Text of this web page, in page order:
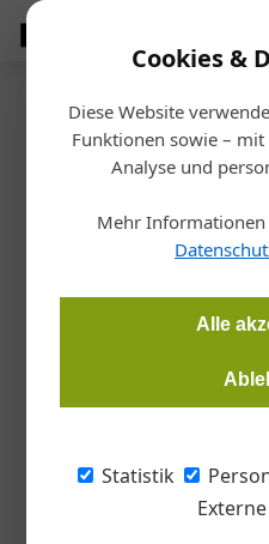
Cookies &
Diese Website
Funktionen sowie –
Analyse und
Mehr
Alle
Statistik
Startseite/
Studierende
Redaktion Architektur & Bau
Mehr als 300 Master- und
Institut für Architektur und
vergangenen acht Jahren
Architekturabsolventen im
genau diese